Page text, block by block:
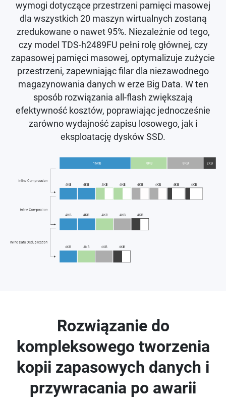
wymogi dotyczące przestrzeni pamięci masowej
dla wszystkich 20 maszyn wirtualnych zostaną
zredukowane o nawet 95%. Niezależnie od tego,
czy model TDS-h2489FU pełni rolę głównej, czy
zapasowej pamięci masowej, optymalizuje zużycie
przestrzeni, zapewniając filar dla niezawodnego
magazynowania danych w erze Big Data. W ten
sposób rozwiązania all-flash zwiększają
efektywność kosztów, poprawiając jednocześnie
zarówno wydajność zapisu losowego, jak i
eksploatację dysków SSD.
Rozwiązanie do
kompleksowego tworzenia
kopii zapasowych danych i
przywracania po awarii